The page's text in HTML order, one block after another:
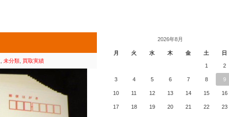
未分類 買取実績
2026年8月
月 火 水 木 金 土 日
1 2
3 4 5 6 7 8 9
10 11 12 13 14 15 16
17 18 19 20 21 22 23